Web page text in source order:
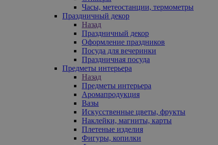
Часы, метеостанции, термометры
Праздничный декор
Назад
Праздничный декор
Оформление праздников
Посуда для вечеринки
Праздничная посуда
Предметы интерьера
Назад
Предметы интерьера
Аромапродукция
Вазы
Искусственные цветы, фрукты
Наклейки, магниты, карты
Плетеные изделия
Фигуры, копилки